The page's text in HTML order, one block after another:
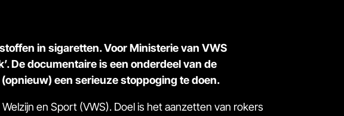
in sigaretten. Voor Ministerie van VWS
De documentaire is een onderdeel van de
een serieuze stoppoging te doen.
en Sport (VWS). Doel is het aanzetten van rokers